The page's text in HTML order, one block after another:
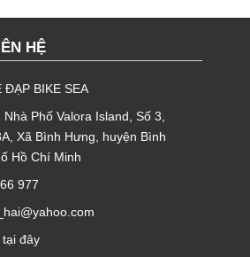
HỆ
ĐẠP BIKE SEA
Phố Valora Island, Số 3,
Xã Bình Hưng, huyện Bình
Hồ Chí Minh
977
tại đây